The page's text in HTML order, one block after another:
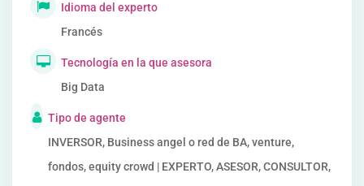
Idioma del experto
Francés
Tecnología en la que asesora
Big Data
Tipo de agente
INVERSOR, Business angel o red de BA, venture,
fondos, equity crowd | EXPERTO, ASESOR, CONSULTOR,